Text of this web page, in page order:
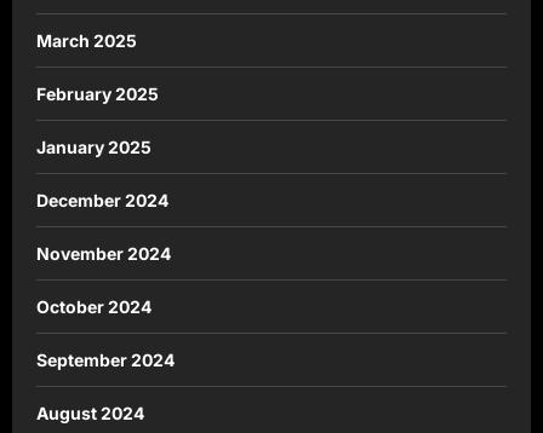
March 2025
February 2025
January 2025
December 2024
November 2024
October 2024
September 2024
August 2024